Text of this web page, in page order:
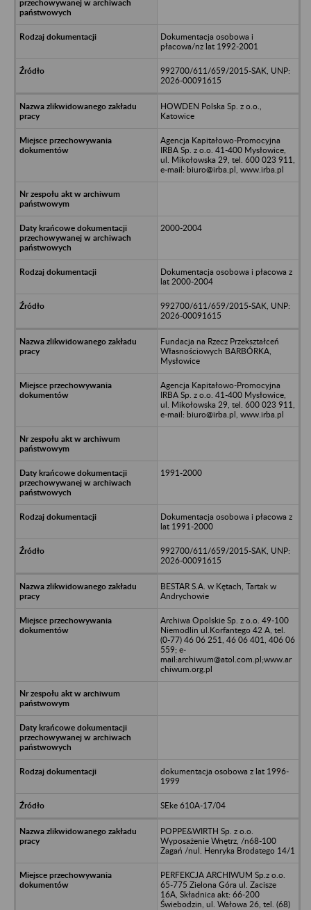
Dokumentacja osobowa i
płacowa/nz lat 1992-2001
992700/611/659/2015-SAK, UNP:
2026-00091615
HOWDEN Polska Sp. z o.o.,
Katowice
Agencja Kapitałowo-Promocyjna
IRBA Sp. z o.o. 41-400 Mysłowice,
ul. Mikołowska 29, tel. 600 023 911,
e-mail: biuro@irba.pl, www.irba.pl
2000-2004
Dokumentacja osobowa i płacowa z
lat 2000-2004
992700/611/659/2015-SAK, UNP:
2026-00091615
Fundacja na Rzecz Przekształceń
Własnościowych BARBÓRKA,
Mysłowice
Agencja Kapitałowo-Promocyjna
IRBA Sp. z o.o. 41-400 Mysłowice,
ul. Mikołowska 29, tel. 600 023 911,
e-mail: biuro@irba.pl, www.irba.pl
1991-2000
Dokumentacja osobowa i płacowa z
lat 1991-2000
992700/611/659/2015-SAK, UNP:
2026-00091615
BESTAR S.A. w Kętach, Tartak w
Andrychowie
Archiwa Opolskie Sp. z o.o. 49-100
Niemodlin ul.Korfantego 42 A, tel.
(0-77) 46 06 251, 46 06 401, 406 06
559; e-
mail:archiwum@atol.com.pl;www.ar
chiwum.org.pl
dokumentacja osobowa z lat 1996-
1999
SEke 610A-17/04
POPPE&WIRTH Sp. z o.o.
Wyposażenie Wnętrz, /n68-100
Żagań /nul. Henryka Brodatego 14/1
PERFEKCJA ARCHIWUM Sp.z o.o.
65-775 Zielona Góra ul. Zacisze
16A, Składnica akt: 66-200
Świebodzin, ul. Wałowa 26, tel. (68)